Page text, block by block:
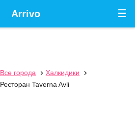
☰
Arrivo
Все города  Халкидики

Ресторан Taverna Avli